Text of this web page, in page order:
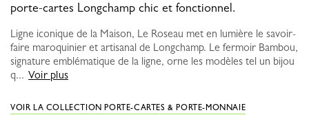
porte-cartes Longchamp chic et fonctionnel.
Ligne iconique de la Maison, Le Roseau met en lumière le savoir-
faire maroquinier et artisanal de Longchamp. Le fermoir Bambou,
signature emblématique de la ligne, orne les modèles tel un bijou
q... Voir plus
VOIR LA COLLECTION PORTE-CARTES & PORTE-MONNAIE